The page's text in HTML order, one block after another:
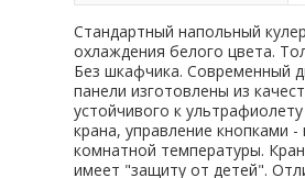
Стандартный напольный
охлаждения белого цвета.
Без шкафчика. Современный
панели изготовлены из
устойчивого к
крана, управление кнопками -
комнатной температуры.
имеет "защиту от детей".